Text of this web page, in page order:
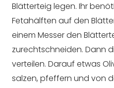
Blätterteig legen. Ihr
Fetahälften auf den
einem Messer den
zurechtschneiden. Dann
verteilen. Darauf etwas
salzen, pfeffern und von